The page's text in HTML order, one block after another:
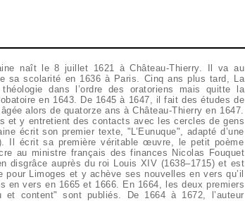
naît le 8 juillet 1621 à Château-Thierry. Il va au
sa scolarité en 1636 à Paris. Cinq ans plus tard, La
dans l’ordre des oratoriens mais quitte la
en 1643. De 1645 à 1647, il fait des études de
alors de quatorze ans à Château-Thierry en 1647.
et y entretient des contacts avec les cercles de gens
d’une
Il écrit sa première véritable œuvre, le petit poème
au ministre français des finances Nicolas Fouquet
disgrâce auprès du roi Louis XIV (1638–1715) et est
Limoges et y achève ses nouvelles en vers qu’il
en vers en 1665 et 1666. En 1664, les deux premiers
content" sont publiés. De 1664 à 1672, l’auteur
du Luxembourg par son nouveau mécène
de Gaston d’Orléans (1608–60). Là, Jean de La
à savoir les fables. Celles-ci paraissent en
choisies, mises en vers par M. de La Fontaine".
régulier de Marguerite de la Sablière (1640–93),
difficultés avec la censure toujours plus sévère : un
choisies sont publiés. En 1683, La Fontaine
En outre, il fait à la Comédie Française la mise en
uniquement quatre fois et non conservée. En
des contes. La même année, il tombe gravement